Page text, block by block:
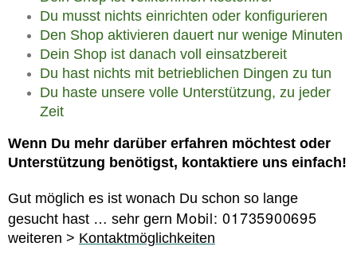
Du musst nichts einrichten oder konfigurieren
Den Shop aktivieren dauert nur wenige Minuten
Dein Shop ist danach voll einsatzbereit
Du hast nichts mit betrieblichen Dingen zu tun
Du haste unsere volle Unterstützung, zu jeder
Zeit
Wenn Du mehr darüber erfahren möchtest oder
Unterstützung benötigst, kontaktiere uns einfach!
Gut möglich es ist wonach Du schon so lange
gesucht hast … sehr gern Mobil: 01735900695
weiteren > Kontaktmöglichkeiten